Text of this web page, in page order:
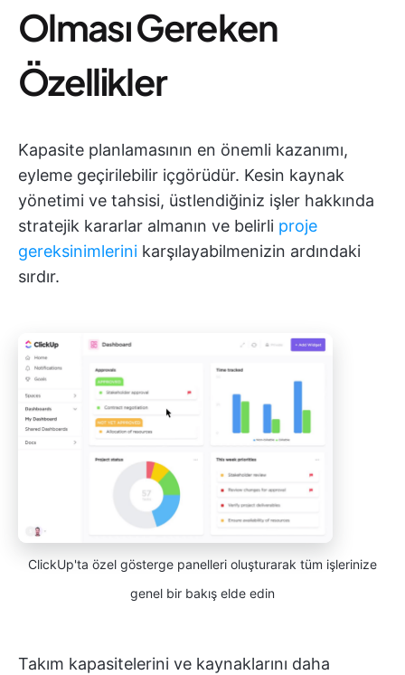
Olması Gereken
Özellikler
Kapasite planlamasının en önemli kazanımı,
eyleme geçirilebilir içgörüdür. Kesin kaynak
yönetimi ve tahsisi, üstlendiğiniz işler hakkında
stratejik kararlar almanın ve belirli proje
gereksinimlerini karşılayabilmenizin ardındaki
sırdır.
ClickUp'ta özel gösterge panelleri oluşturarak tüm işlerinize
genel bir bakış elde edin
Takım kapasitelerini ve kaynaklarını daha